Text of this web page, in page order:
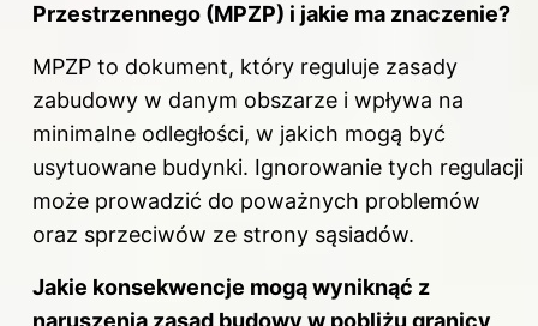
Przestrzennego (MPZP) i jakie ma znaczenie?
MPZP to dokument, który reguluje zasady
zabudowy w danym obszarze i wpływa na
minimalne odległości, w jakich mogą być
usytuowane budynki. Ignorowanie tych regulacji
może prowadzić do poważnych problemów
oraz sprzeciwów ze strony sąsiadów.
Jakie konsekwencje mogą wyniknąć z
naruszenia zasad budowy w pobliżu granicy